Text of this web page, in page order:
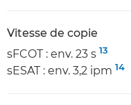
Vitesse de copie
sFCOT : env. 23 s 13
sESAT : env. 3,2 ipm 14